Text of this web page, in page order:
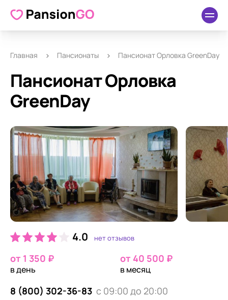
О пансионате Удобства Отзывы
Главная Пансионаты Пансионат Орловка GreenDay
Пансионат Орловка
GreenDay
4.0 нет отзывов
от 1 350 ₽
в день
от 40 500 ₽
в месяц
8 (800) 302-36-83 с 09:00 до 20:00